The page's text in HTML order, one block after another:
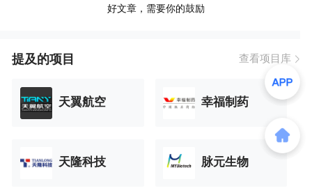
好文章，需要你的鼓励
提及的项目 查看项目库
天翼航空 幸福制药
天隆科技 脉元生物